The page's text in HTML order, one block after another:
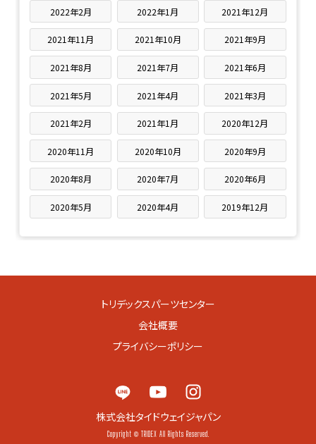
2022年2月 2022年1月 2021年12月
2021年11月 2021年10月 2021年9月
2021年8月 2021年7月 2021年6月
2021年5月 2021年4月 2021年3月
2021年2月 2021年1月 2020年12月
2020年11月 2020年10月 2020年9月
2020年8月 2020年7月 2020年6月
2020年5月 2020年4月 2019年12月
トリデックスパーツセンター
会社概要
プライバシーポリシー
株式会社タイドウェイジャパン
Copyright © TRIDEX All Rights Reserved.